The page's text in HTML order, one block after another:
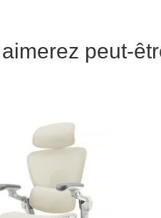
peut-